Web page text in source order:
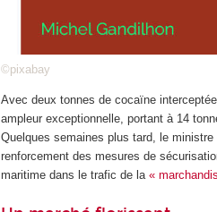
©pixabay
Avec deux tonnes de cocaïne
ampleur exceptionnelle, portant à 14
Quelques semaines plus tard, le
renforcement des mesures de
maritime dans le trafic de la«